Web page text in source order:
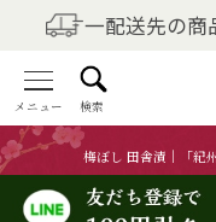
一配送先の商
メニュー 検索
梅ぼし 田舎漬｜「紀
商品を探す
全商品一覧
梅干しの商品一